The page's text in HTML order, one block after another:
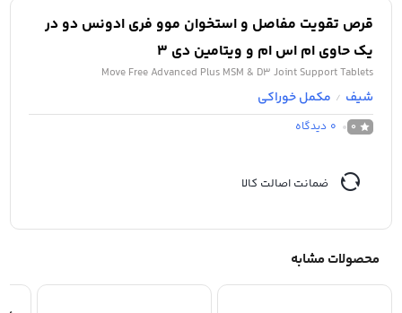
قرص تقویت مفاصل و استخوان موو فری ادونس دو در
یک حاوی ام اس ام و ویتامین دی 3
Move Free Advanced Plus MSM & D3 Joint Support Tablets
شیف / مکمل خوراکی
0
0 دیدگاه
ضمانت اصالت کالا
محصولات مشابه